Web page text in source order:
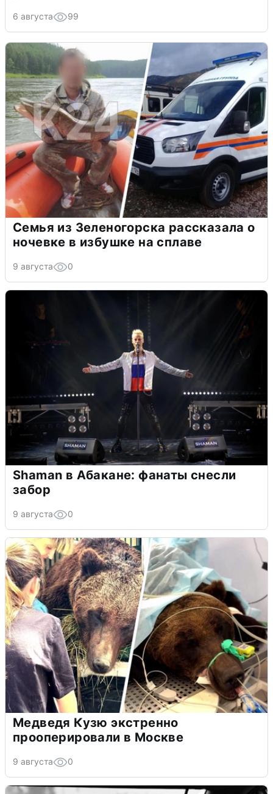
6 августа 99
Семья из Зеленогорска рассказала о
ночевке в избушке на сплаве
9 августа 0
Shaman в Абакане: фанаты снесли
забор
9 августа 0
Медведя Кузю экстренно
прооперировали в Москве
9 августа 0